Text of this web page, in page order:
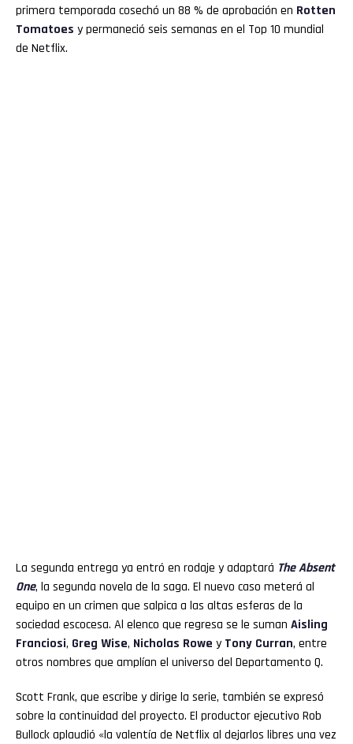
primera temporada cosechó un 88 % de aprobación en Rotten
Tomatoes y permaneció seis semanas en el Top 10 mundial
de Netflix.
La segunda entrega ya entró en rodaje y adaptará The Absent
One, la segunda novela de la saga. El nuevo caso meterá al
equipo en un crimen que salpica a las altas esferas de la
sociedad escocesa. Al elenco que regresa se le suman Aisling
Franciosi, Greg Wise, Nicholas Rowe y Tony Curran, entre
otros nombres que amplían el universo del Departamento Q.
Scott Frank, que escribe y dirige la serie, también se expresó
sobre la continuidad del proyecto. El productor ejecutivo Rob
Bullock aplaudió «la valentía de Netflix al dejarlos libres una vez